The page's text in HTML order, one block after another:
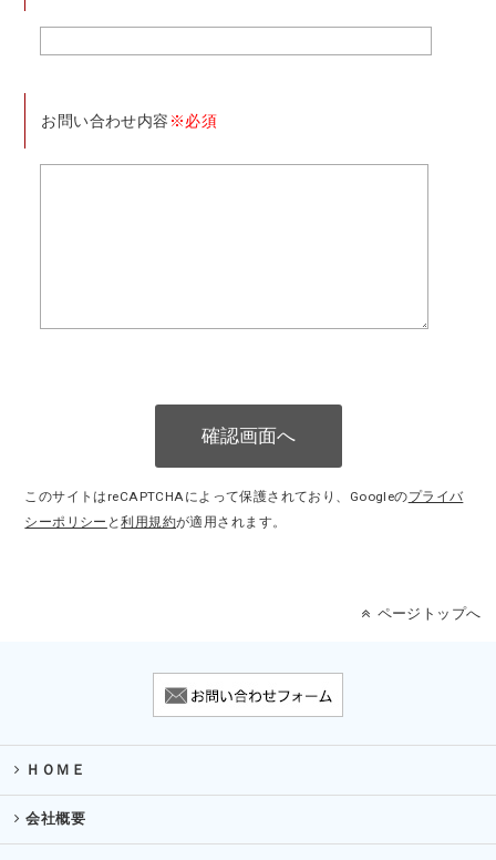
お問い合わせ内容 ※必須
このサイトはreCAPTCHAによって保護されており、Googleのプライバ
シーポリシー と利用規約が適用されます。
ページトップへ
ＨＯＭＥ
会社概要